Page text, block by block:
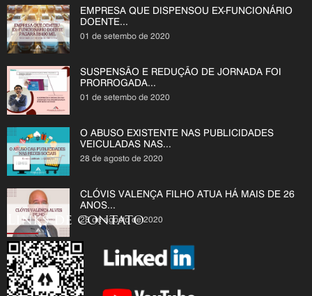
EMPRESA QUE DISPENSOU EX-FUNCIONÁRIO
DOENTE...
01 de setembo de 2020
SUSPENSÃO E REDUÇÃO DE JORNADA FOI
PRORROGADA...
01 de setembo de 2020
O ABUSO EXISTENTE NAS PUBLICIDADES
VEICULADAS NAS...
28 de agosto de 2020
CLÓVIS VALENÇA FILHO ATUA HÁ MAIS DE 26
ANOS...
28 de agosto de 2020
Links de contato